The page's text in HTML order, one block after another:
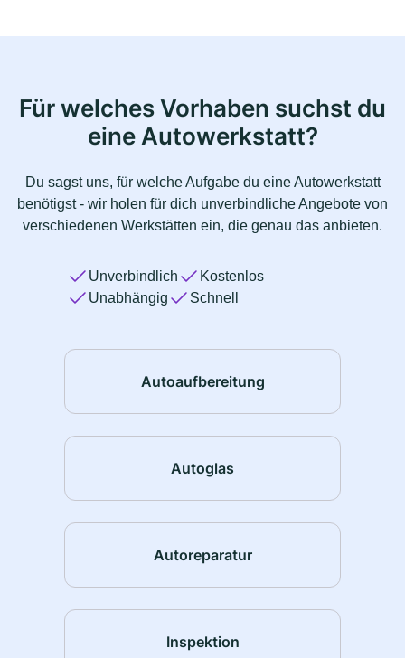
Für welches Vorhaben suchst du
eine Autowerkstatt?
Du sagst uns, für welche Aufgabe du eine Autowerkstatt
benötigst - wir holen für dich unverbindliche Angebote von
verschiedenen Werkstätten ein, die genau das anbieten.
Unverbindlich
Kostenlos
Unabhängig
Schnell
Autoaufbereitung
Autoglas
Autoreparatur
Inspektion